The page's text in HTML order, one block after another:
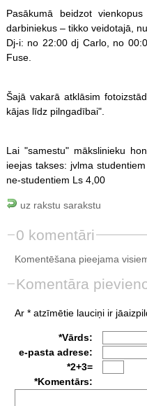
Pasākumā beidzot
darbiniekus – tikko veidotajā,
Dj-i: no 22:00 dj Carlo, no
Fuse.
Šajā vakarā atklāsim
kājas līdz pilngadībai".
Lai "samestu" mākslinieku
ieejas takses: jvlma
ne-studentiem Ls 4,00
uz rakstu sarakstu
0 komentāri
Komentēšana pieejama
Komentāra
Ar * atzīmētie lauciņi ir
*Vārds:
e-pasta adrese:
*2+3=
*Komentārs: